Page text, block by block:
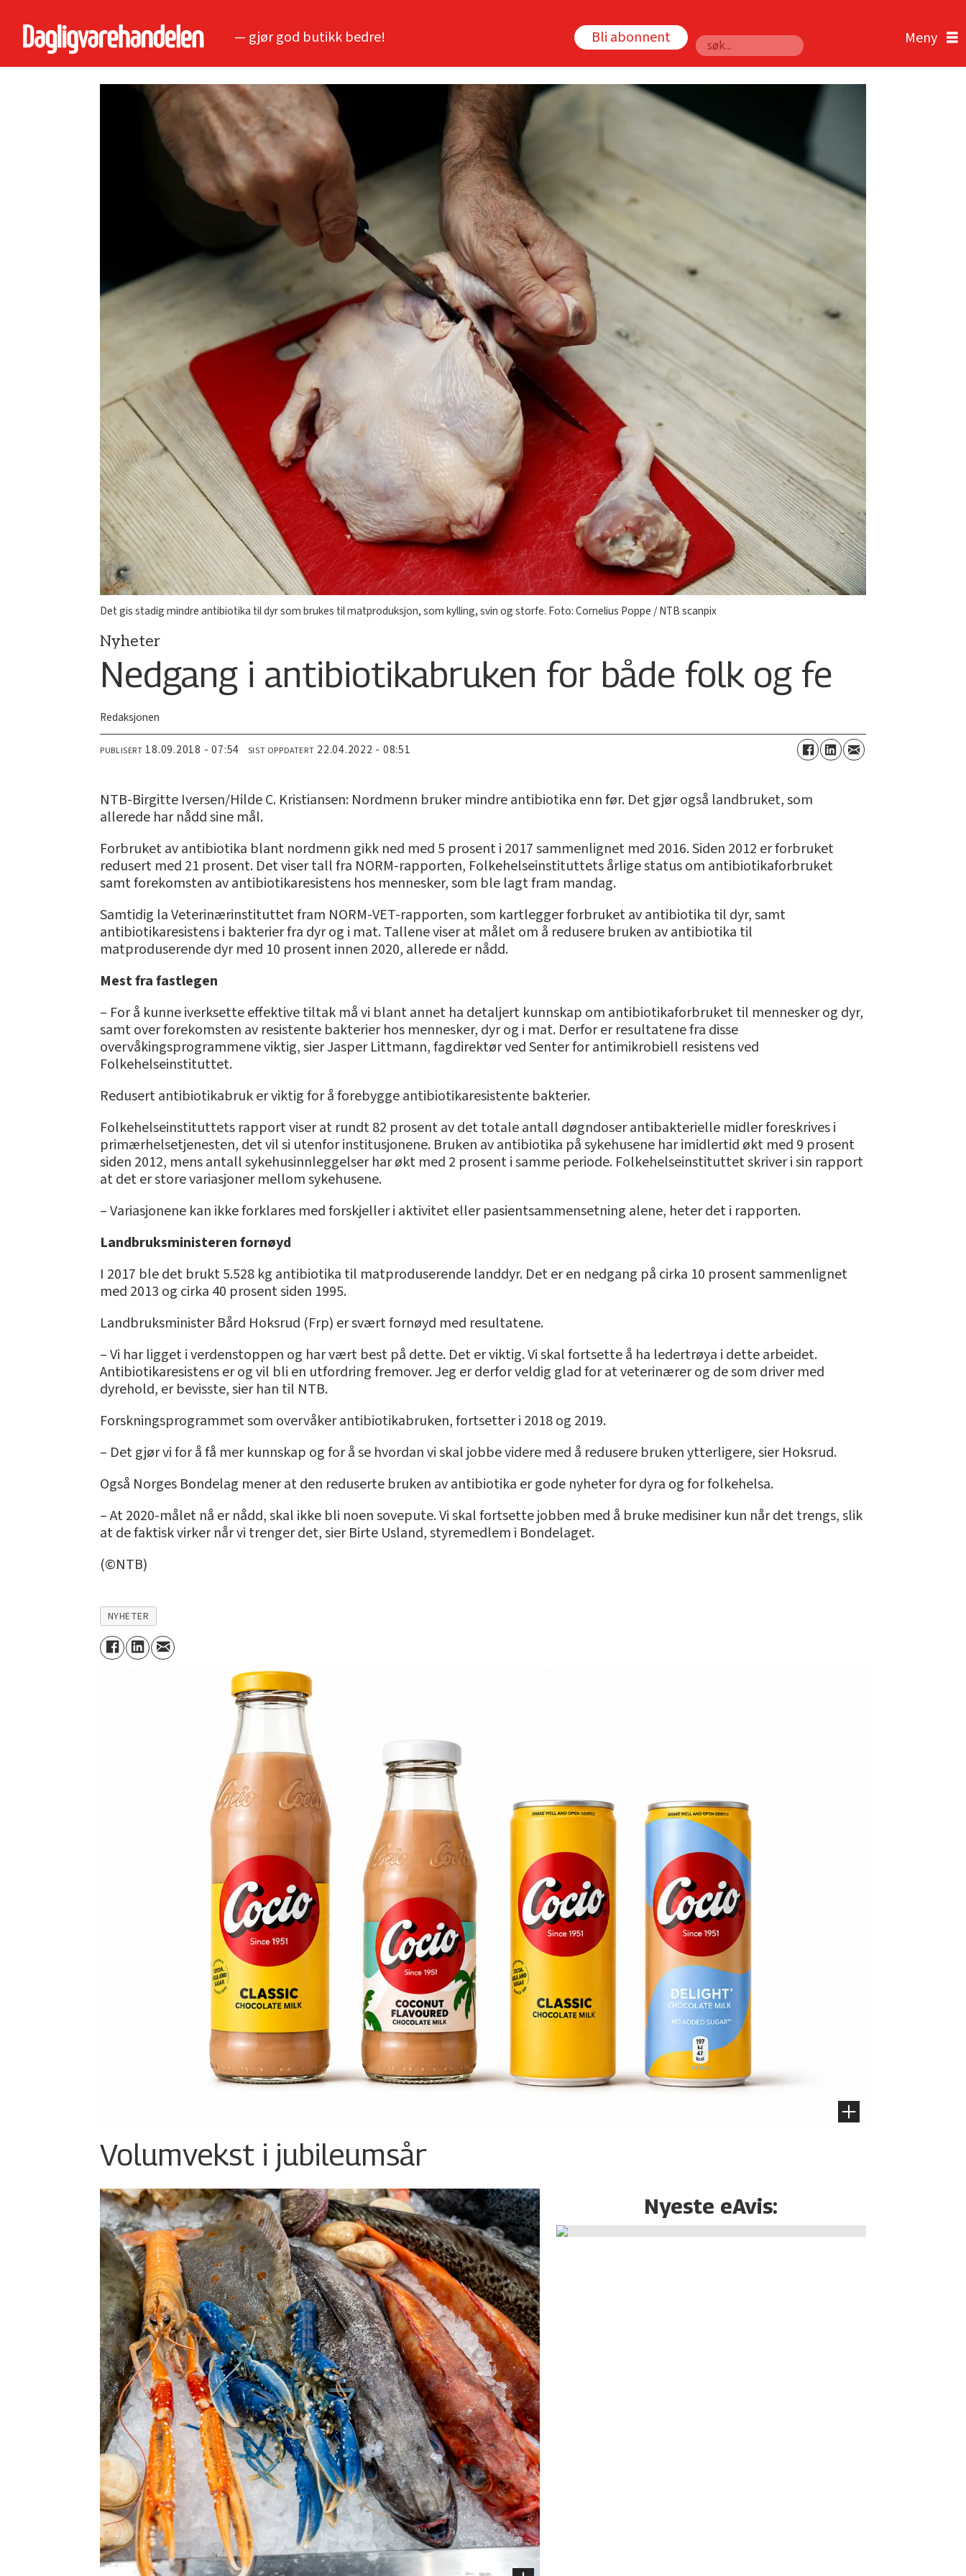
— gjør god butikk bedre! Bli abonnent
Søk
Det gis stadig mindre antibiotika til dyr som brukes til matproduksjon, som kylling, svin og storfe. Foto: Cornelius Poppe / NTB scanpix
Nyheter
Nedgang i antibiotikabruken for både folk og fe
Redaksjonen
PUBLISERT 18.09.2018 - 07:54 SIST OPPDATERT 22.04.2022 - 08:51
NTB-Birgitte Iversen/Hilde C. Kristiansen: Nordmenn bruker mindre antibiotika enn før. Det gjør også landbruket, som
allerede har nådd sine mål.
Forbruket av antibiotika blant nordmenn gikk ned med 5 prosent i 2017 sammenlignet med 2016. Siden 2012 er forbruket
redusert med 21 prosent. Det viser tall fra NORM-rapporten, Folkehelseinstituttets årlige status om antibiotikaforbruket
samt forekomsten av antibiotikaresistens hos mennesker, som ble lagt fram mandag.
Samtidig la Veterinærinstituttet fram NORM-VET-rapporten, som kartlegger forbruket av antibiotika til dyr, samt
antibiotikaresistens i bakterier fra dyr og i mat. Tallene viser at målet om å redusere bruken av antibiotika til
matproduserende dyr med 10 prosent innen 2020, allerede er nådd.
Mest fra fastlegen
– For å kunne iverksette effektive tiltak må vi blant annet ha detaljert kunnskap om antibiotikaforbruket til mennesker og dyr,
samt over forekomsten av resistente bakterier hos mennesker, dyr og i mat. Derfor er resultatene fra disse
overvåkingsprogrammene viktig, sier Jasper Littmann, fagdirektør ved Senter for antimikrobiell resistens ved
Folkehelseinstituttet.
Redusert antibiotikabruk er viktig for å forebygge antibiotikaresistente bakterier.
Folkehelseinstituttets rapport viser at rundt 82 prosent av det totale antall døgndoser antibakterielle midler foreskrives i
primærhelsetjenesten, det vil si utenfor institusjonene. Bruken av antibiotika på sykehusene har imidlertid økt med 9 prosent
siden 2012, mens antall sykehusinnleggelser har økt med 2 prosent i samme periode. Folkehelseinstituttet skriver i sin rapport
at det er store variasjoner mellom sykehusene.
– Variasjonene kan ikke forklares med forskjeller i aktivitet eller pasientsammensetning alene, heter det i rapporten.
Landbruksministeren fornøyd
I 2017 ble det brukt 5.528 kg antibiotika til matproduserende landdyr. Det er en nedgang på cirka 10 prosent sammenlignet
med 2013 og cirka 40 prosent siden 1995.
Landbruksminister Bård Hoksrud (Frp) er svært fornøyd med resultatene.
– Vi har ligget i verdenstoppen og har vært best på dette. Det er viktig. Vi skal fortsette å ha ledertrøya i dette arbeidet.
Antibiotikaresistens er og vil bli en utfordring fremover. Jeg er derfor veldig glad for at veterinærer og de som driver med
dyrehold, er bevisste, sier han til NTB.
Forskningsprogrammet som overvåker antibiotikabruken, fortsetter i 2018 og 2019.
– Det gjør vi for å få mer kunnskap og for å se hvordan vi skal jobbe videre med å redusere bruken ytterligere, sier Hoksrud.
Også Norges Bondelag mener at den reduserte bruken av antibiotika er gode nyheter for dyra og for folkehelsa.
– At 2020-målet nå er nådd, skal ikke bli noen sovepute. Vi skal fortsette jobben med å bruke medisiner kun når det trengs, slik
at de faktisk virker når vi trenger det, sier Birte Usland, styremedlem i Bondelaget.
(©NTB)
NYHETER
Volumvekst i jubileumsår
Nyeste eAvis: